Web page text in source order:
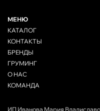
МЕНЮ
КАТАЛОГ
КОНТАКТЫ
БРЕНДЫ
ГРУМИНГ
О НАС
КОМАНДА
ИП Иванова Мария